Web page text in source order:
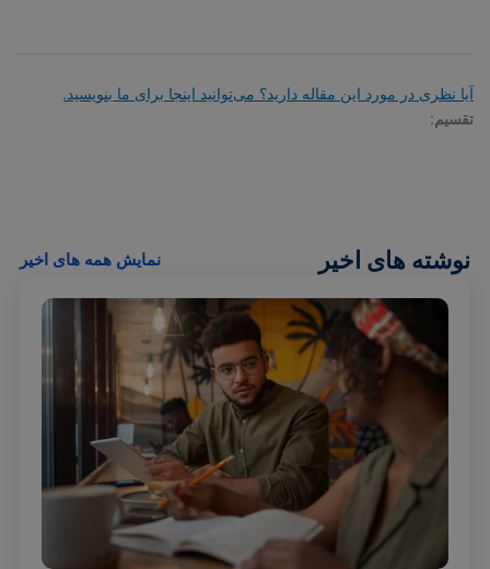
آیا نظری در مورد این مقاله دارید؟ می‌توانید اینجا برای ما بنویسید.
تقسیم:
نوشته های اخیر نمایش همه های اخیر